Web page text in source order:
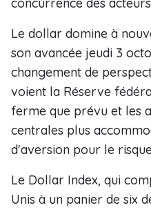
Le dollar domine à
son avancée jeudi 3
changement de
voient la Réserve
ferme que prévu et les
centrales plus
d'aversion pour le
Le Dollar Index, qui
Unis à un panier de six